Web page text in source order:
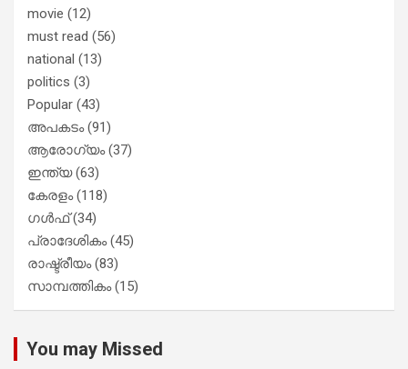
movie (12)
must read (56)
national (13)
politics (3)
Popular (43)
അപകടം(91)
ആരോഗ്യം(37)
ഇന്ത്യ(63)
കേരളം(118)
ഗൾഫ്(34)
പ്രാദേശികം(45)
രാഷ്ട്രീയം(83)
സാമ്പത്തികം(15)
You may Missed